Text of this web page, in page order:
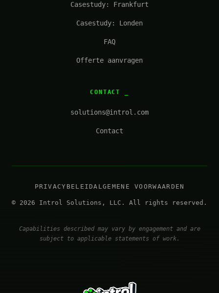
Casestudy: Frankfurt
Casestudy: Londen
FAQ
Offerte aanvragen
CONTACT
solutions@introl.com
Contact
PRIVACYBELEIDALGEMENE VOORWAARDEN
© 2026 Introl Solutions, LLC. All rights reserved.
Capabilities described may vary by engagement and are
subject to applicable statements of work.